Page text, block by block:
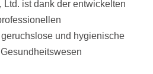
Ltd. ist dank der entwickelten
und hygienische